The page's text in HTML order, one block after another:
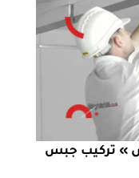
» تركيب جبس